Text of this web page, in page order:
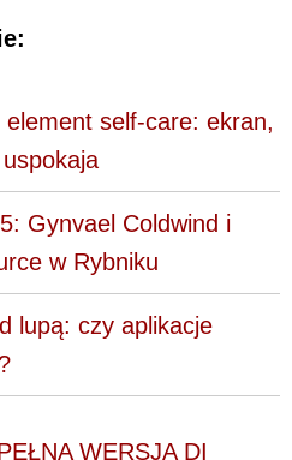
self-care: ekran,
Gynvael Coldwind i
w Rybniku
lupą: czy aplikacje
WERSJA DI